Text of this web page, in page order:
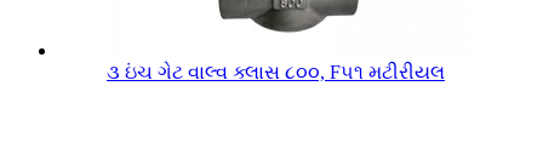
૩ ઇંચ ગેટ વાલ્વ ક્લાસ ૮૦૦, F૫૧ મટીરીયલ